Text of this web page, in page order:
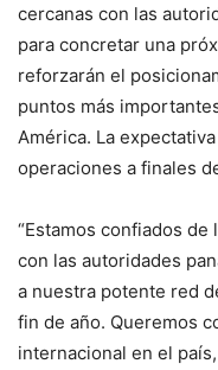
cercanas con las
para concretar una
reforzarán el
puntos más
América. La
operaciones a finales
“Estamos confiados
con las autoridades
a nuestra potente red
fin de año. Queremos
internacional en el